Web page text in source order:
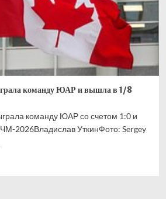
команду ЮАР и вышла в 1/8
команду ЮАР со счетом 1:0 и
2026Владислав УткинФото: Sergey